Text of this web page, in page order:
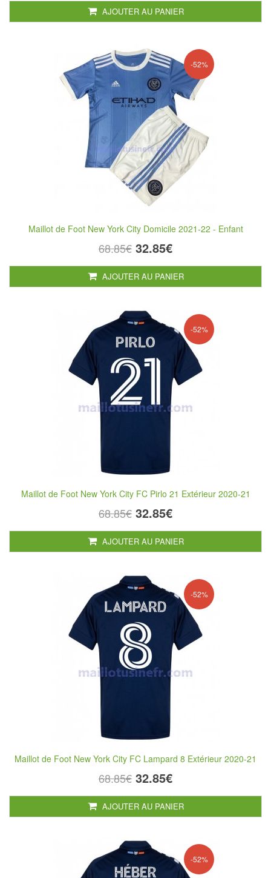
AJOUTER AU PANIER
-52%
Maillot de Foot New York City Domicile 2021-22 - Enfant
68.85€ 32.85€
AJOUTER AU PANIER
-52%
Maillot de Foot New York City FC Pirlo 21 Extérieur 2020-21
68.85€ 32.85€
AJOUTER AU PANIER
-52%
Maillot de Foot New York City FC Lampard 8 Extérieur 2020-21
68.85€ 32.85€
AJOUTER AU PANIER
-52%